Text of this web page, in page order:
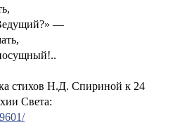
—
стихов Н.Д. Спириной к 24
Света: